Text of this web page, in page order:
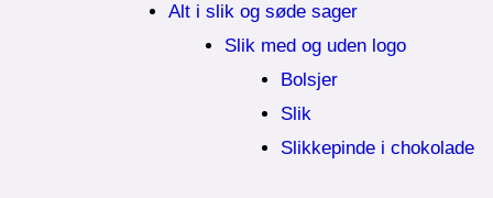
Alt i slik og søde sager
Slik med og uden logo
Bolsjer
Slik
Slikkepinde i chokolade